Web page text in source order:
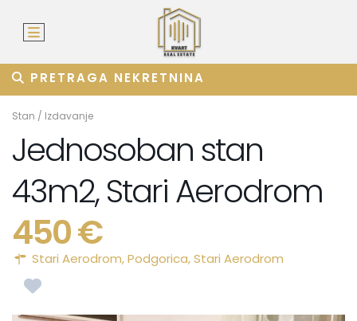
PRETRAGA NEKRETNINA
Stan / Izdavanje
Jednosoban stan
43m2, Stari Aerodrom
450 €
Stari Aerodrom,Podgorica,Stari Aerodrom